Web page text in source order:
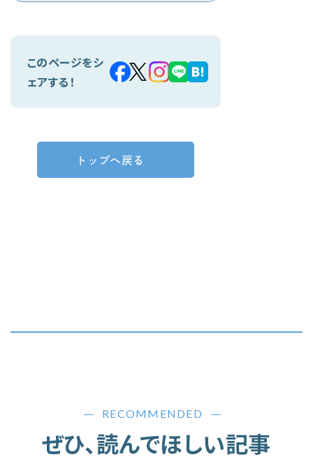
このページをシ
ェアする！
トップへ戻る
RECOMMENDED
ぜひ、読んでほしい記事